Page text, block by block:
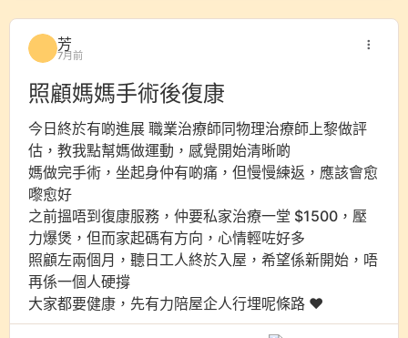
芳
7月前
照顧媽媽手術後復康
今日終於有啲進展 職業治療師同物理治療師上黎做評
估，教我點幫媽做運動，感覺開始清晰啲
媽做完手術，坐起身仲有啲痛，但慢慢練返，應該會愈
嚟愈好
之前搵唔到復康服務，仲要私家治療一堂 $1500，壓
力爆煲，但而家起碼有方向，心情輕咗好多
照顧左兩個月，聽日工人終於入屋，希望係新開始，唔
再係一個人硬撐
大家都要健康，先有力陪屋企人行埋呢條路 ❤️